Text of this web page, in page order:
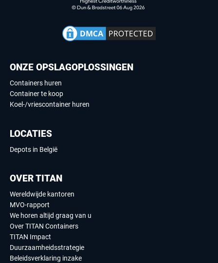
ONZE OPSLAGOPLOSSINGEN
Containers huren
Container te koop
Koel-/vriescontainer huren
LOCATIES
Depots in België
OVER TITAN
Wereldwijde kantoren
MVO-rapport
We horen altijd graag van u
Over TITAN Containers
TITAN Impact
Duurzaamheidsstrategie
Beleidsverklaring inzake